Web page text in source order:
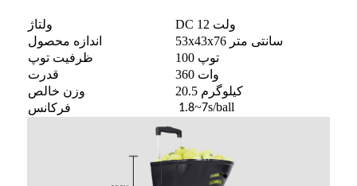
ولتاژ
DC 12 ولت
اندازه محصول
53x43x76 سانتی متر
ظرفیت توپ
100 توپ
قدرت
360 وات
وزن خالص
20.5 کیلوگرم
فرکانس
1.8~7s/ball